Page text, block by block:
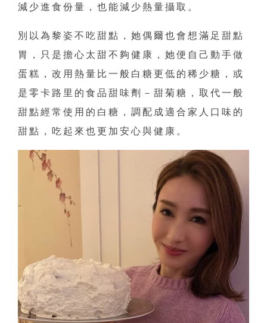
減少進食份量，也能減少熱量攝取。
別以為黎姿不吃甜點，她偶爾也會想滿足甜點
胃，只是擔心太甜不夠健康，她便自己動手做
蛋糕，改用熱量比一般白糖更低的稀少糖，或
是零卡路里的食品甜味劑－甜菊糖，取代一般
甜點經常使用的白糖，調配成適合家人口味的
甜點，吃起來也更加安心與健康。